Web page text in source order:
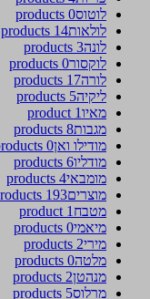
לוטוס0 products
לולאות14 products
לונה3 products
לוקסור0 products
לורה17 products
ליקיה5 products
מאיו1 product
מגבות8 products
מודילו ואן0 products
מודליו6 products
מומבאי4 products
מוצרים193 products
מטבח 1 product
מיאמי0 products
מירי2 products
מלטה0 products
מנהטן2 products
מרלוס5 products